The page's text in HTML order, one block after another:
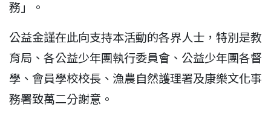
務」。
公益金謹在此向支持本活動的各界人士，特別是教
育局、各公益少年團執行委員會、公益少年團各督
學、會員學校校長、漁農自然護理署及康樂文化事
務署致萬二分謝意。